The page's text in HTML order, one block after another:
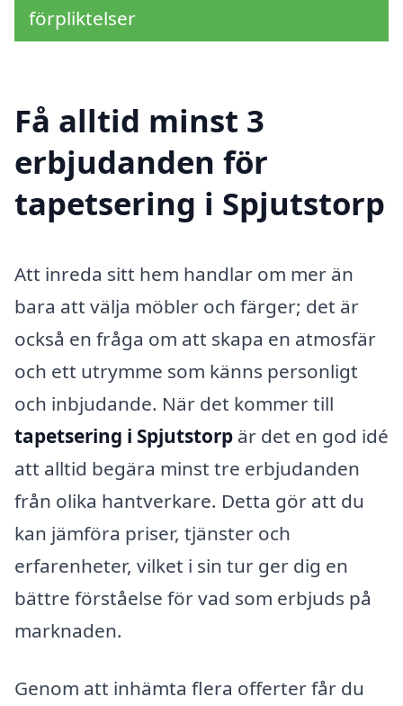
förpliktelser
Få alltid minst 3
erbjudanden för
tapetsering i Spjutstorp
Att inreda sitt hem handlar om mer än
bara att välja möbler och färger; det är
också en fråga om att skapa en atmosfär
och ett utrymme som känns personligt
och inbjudande. När det kommer till
tapetsering i Spjutstorp är det en god idé
att alltid begära minst tre erbjudanden
från olika hantverkare. Detta gör att du
kan jämföra priser, tjänster och
erfarenheter, vilket i sin tur ger dig en
bättre förståelse för vad som erbjuds på
marknaden.
Genom att inhämta flera offerter får du